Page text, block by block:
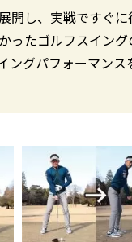
開し、実戦ですぐ
ったゴルフスイン
ングパフォーマン